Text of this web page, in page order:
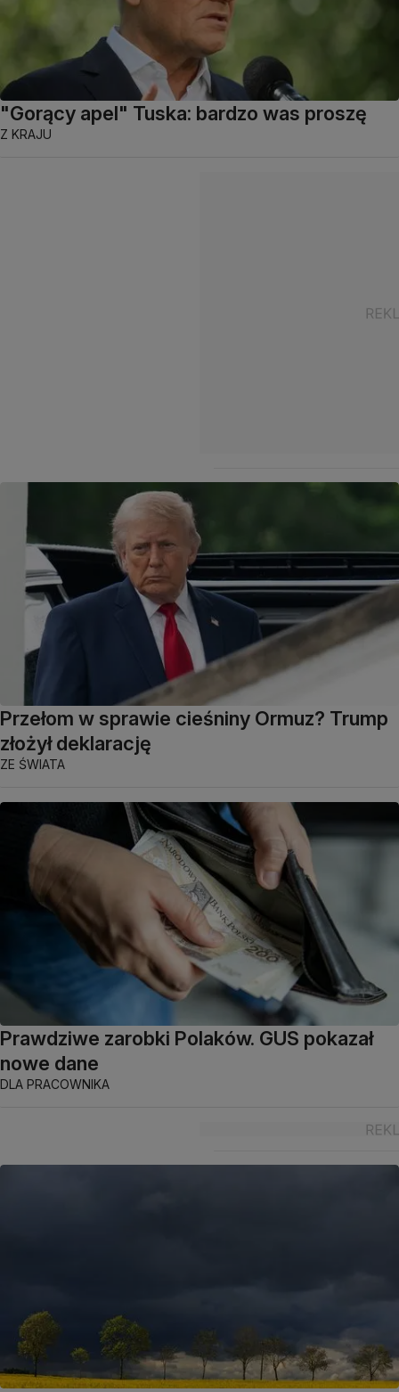
"Gorący apel" Tuska: bardzo was proszę
Z KRAJU
Przełom w sprawie cieśniny Ormuz? Trump
złożył deklarację
ZE ŚWIATA
Prawdziwe zarobki Polaków. GUS pokazał
nowe dane
DLA PRACOWNIKA